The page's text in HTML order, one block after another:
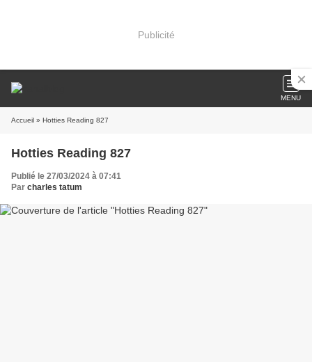
Publicité
MENU
Accueil » Hotties Reading 827
Hotties Reading 827
Publié le 27/03/2024 à 07:41
Par charles tatum